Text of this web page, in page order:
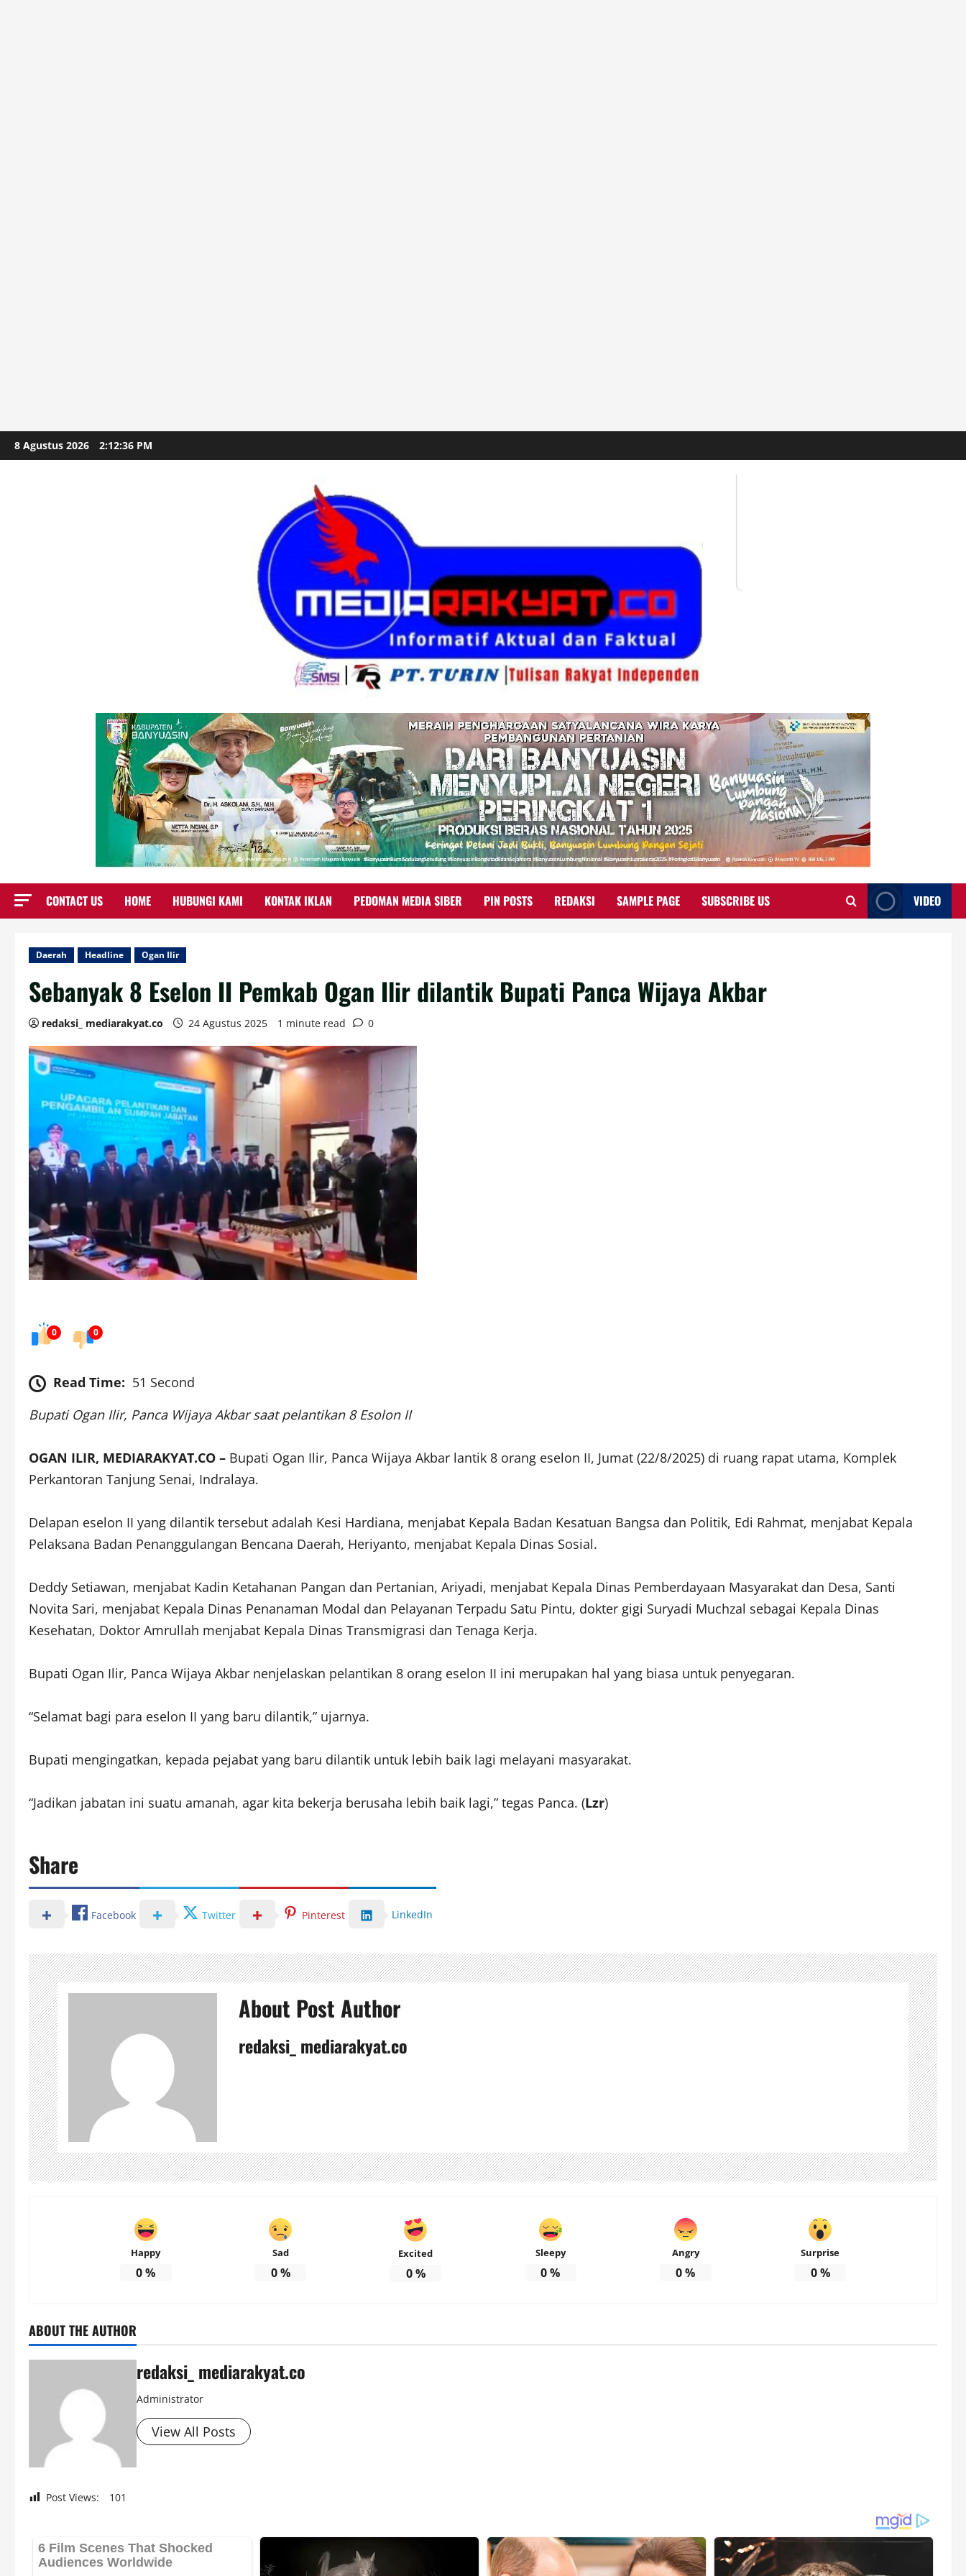
Skip
to
8 Agustus 2026 2:12:37 PM
CONTACT US HOME HUBUNGI KAMI KONTAK IKLAN PEDOMAN MEDIA SIBER PIN POSTS REDAKSI SAMPLE PAGE SUBSCRIBE US VIDEO
Daerah Headline Ogan Ilir
Sebanyak 8 Eselon II Pemkab Ogan Ilir dilantik Bupati Panca Wijaya Akbar
redaksi_ mediarakyat.co 24 Agustus 2025 1 minute read 0
0 0
Read Time: 51 Second
Bupati Ogan Ilir, Panca Wijaya Akbar saat pelantikan 8 Esolon II
OGAN ILIR, MEDIARAKYAT.CO – Bupati Ogan Ilir, Panca Wijaya Akbar lantik 8 orang eselon II, Jumat (22/8/2025) di ruang rapat utama, Komplek
Perkantoran Tanjung Senai, Indralaya.
Delapan eselon II yang dilantik tersebut adalah Kesi Hardiana, menjabat Kepala Badan Kesatuan Bangsa dan Politik, Edi Rahmat, menjabat Kepala
Pelaksana Badan Penanggulangan Bencana Daerah, Heriyanto, menjabat Kepala Dinas Sosial.
Deddy Setiawan, menjabat Kadin Ketahanan Pangan dan Pertanian, Ariyadi, menjabat Kepala Dinas Pemberdayaan Masyarakat dan Desa, Santi
Novita Sari, menjabat Kepala Dinas Penanaman Modal dan Pelayanan Terpadu Satu Pintu, dokter gigi Suryadi Muchzal sebagai Kepala Dinas
Kesehatan, Doktor Amrullah menjabat Kepala Dinas Transmigrasi dan Tenaga Kerja.
Bupati Ogan Ilir, Panca Wijaya Akbar nenjelaskan pelantikan 8 orang eselon II ini merupakan hal yang biasa untuk penyegaran.
“Selamat bagi para eselon II yang baru dilantik,” ujarnya.
Bupati mengingatkan, kepada pejabat yang baru dilantik untuk lebih baik lagi melayani masyarakat.
“Jadikan jabatan ini suatu amanah, agar kita bekerja berusaha lebih baik lagi,” tegas Panca. (Lzr)
Share
Facebook Twitter Pinterest LinkedIn
About Post Author
redaksi_ mediarakyat.co
Happy
0%
Sad
0%
Excited
0%
Sleepy
0%
Angry
0%
Surprise
0%
ABOUT THE AUTHOR
redaksi_ mediarakyat.co
Administrator
View All Posts
Post Views: 101